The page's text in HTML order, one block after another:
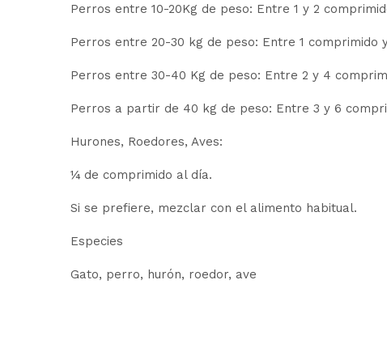
Perros entre 10-20Kg de peso: Entre 1 y 2
Perros entre 20-30 kg de peso: Entre 1 comprimido
Perros entre 30-40 Kg de peso: Entre 2 y 4
Perros a partir de 40 kg de peso: Entre 3 y 6
Hurones, Roedores, Aves:
¼ de comprimido al día.
Si se prefiere, mezclar con el alimento habitual.
Especies
Gato, perro, hurón, roedor, ave